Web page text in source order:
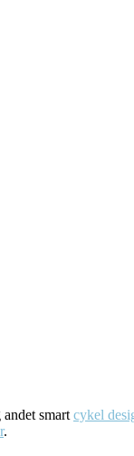
smartcykel
.